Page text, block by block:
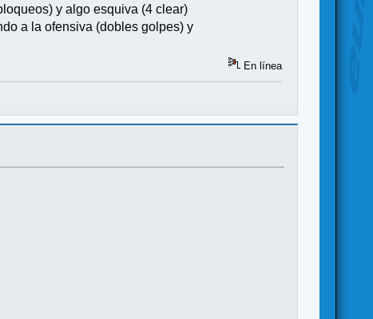
y algo esquiva (4 clear)
a la ofensiva (dobles golpes) y
En línea